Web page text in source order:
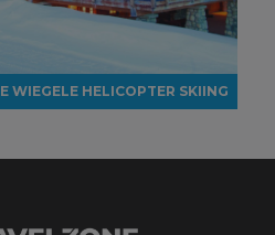
WIEGELE HELICOPTER SKIING